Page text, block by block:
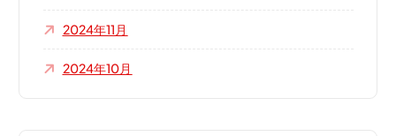
2024年11月
2024年10月